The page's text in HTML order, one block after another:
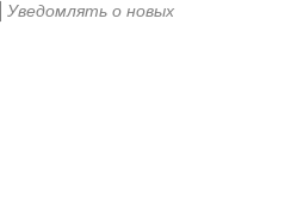
Уведомлять о новых